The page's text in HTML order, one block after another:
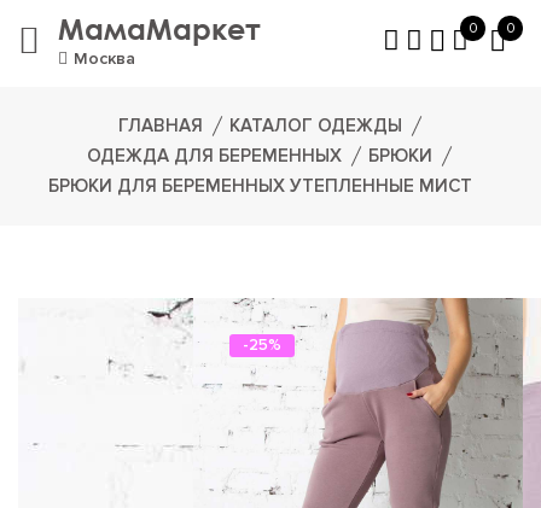
МамаМаркет
Москва
0 0
ГЛАВНАЯ
КАТАЛОГ ОДЕЖДЫ
ОДЕЖДА ДЛЯ БЕРЕМЕННЫХ
БРЮКИ
БРЮКИ ДЛЯ БЕРЕМЕННЫХ УТЕПЛЕННЫЕ МИСТ
-25%